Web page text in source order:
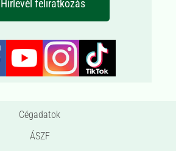
Hírlevél feliratkozás
Cégadatok
ÁSZF